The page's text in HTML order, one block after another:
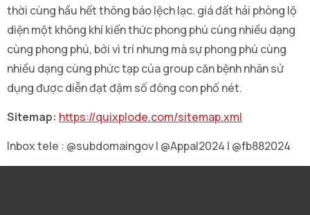
thời cùng hầu hết thông báo lệch lạc. giá đất hải phòng lộ
diện một không khí kiến thức phong phú cùng nhiều dạng
cùng phong phú, bởi vì trí nhưng mà sự phong phú cùng
nhiều dạng cùng phức tạp của group căn bệnh nhân sử
dụng được diễn đạt đậm số đông con phố nét.
Sitemap: https://quixplode.com/sitemap.xml
Inbox tele : @subdomaingov | @Appal2024 | @fb882024